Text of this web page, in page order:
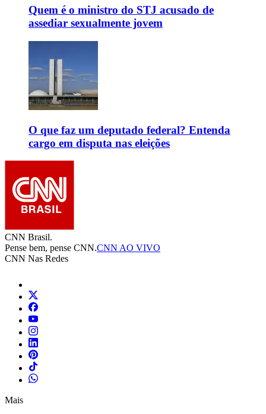
Quem é o ministro do STJ acusado de
assediar sexualmente jovem
O que faz um deputado federal? Entenda
cargo em disputa nas eleições
CNN Brasil.
Pense bem, pense CNN.CNN AO VIVO
CNN Nas Redes
Mais